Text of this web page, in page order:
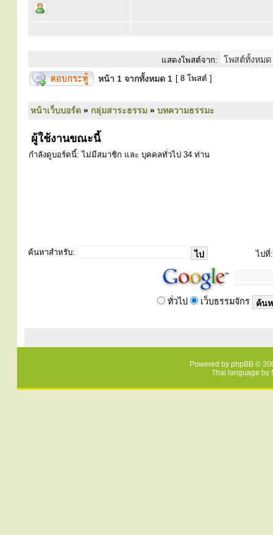
แสดงโพสต์จาก:
หน้า 1 จากทั้งหมด 1 [ 8 โพสต์ ]
หน้าเว็บบอร์ด » กลุ่มสาระธรรม » บทความธรรมะ
ผู้ใช้งานขณะนี้
กำลังดูบอร์ดนี้: ไม่มีสมาชิก และ บุคคลทั่วไป 34 ท่าน
ค้นหาสำหรับ: ไปที่:
ทั่วไป เว็บธรรมจักร
Powered by phpBB ©
Thai language by